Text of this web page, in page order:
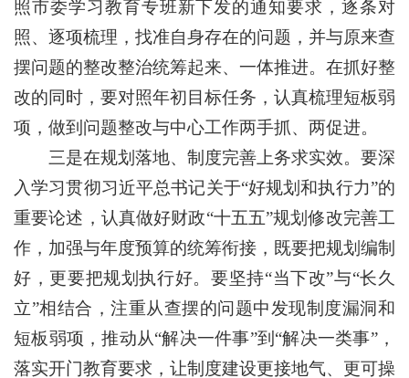
照市委学习教育专班新下发的通知要求，逐条对
照、逐项梳理，找准自身存在的问题，并与原来查
摆问题的整改整治统筹起来、一体推进。在抓好整
改的同时，要对照年初目标任务，认真梳理短板弱
项，做到问题整改与中心工作两手抓、两促进。
三是在规划落地、制度完善上务求实效。要深
入学习贯彻习近平总书记关于“好规划和执行力”的
重要论述，认真做好财政“十五五”规划修改完善工
作，加强与年度预算的统筹衔接，既要把规划编制
好，更要把规划执行好。要坚持“当下改”与“长久
立”相结合，注重从查摆的问题中发现制度漏洞和
短板弱项，推动从“解决一件事”到“解决一类事”，
落实开门教育要求，让制度建设更接地气、更可操